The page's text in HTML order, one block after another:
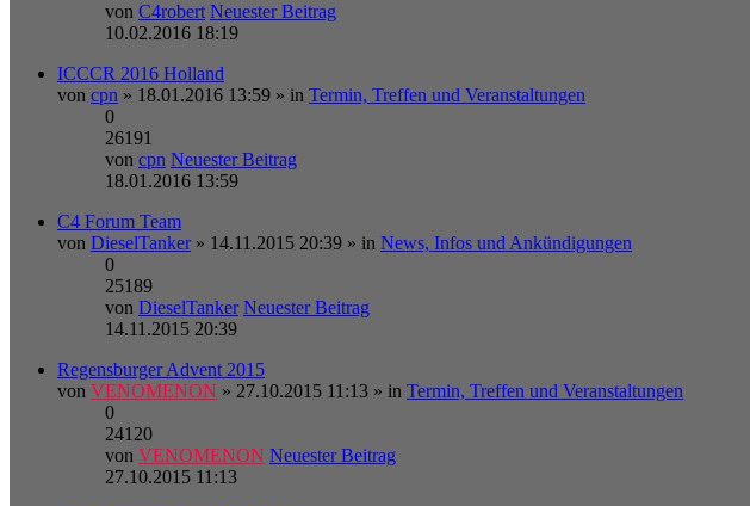
von C4robert Neuester Beitrag
10.02.2016 18:19
ICCCR 2016 Holland
von cpn » 18.01.2016 13:59 » in Termin, Treffen und Veranstaltungen
0
26191
von cpn Neuester Beitrag
18.01.2016 13:59
C4 Forum Team
von DieselTanker » 14.11.2015 20:39 » in News, Infos und Ankündigungen
0
25189
von DieselTanker Neuester Beitrag
14.11.2015 20:39
Regensburger Advent 2015
von VENOMENON » 27.10.2015 11:13 » in Termin, Treffen und Veranstaltungen
0
24120
von VENOMENON Neuester Beitrag
27.10.2015 11:13